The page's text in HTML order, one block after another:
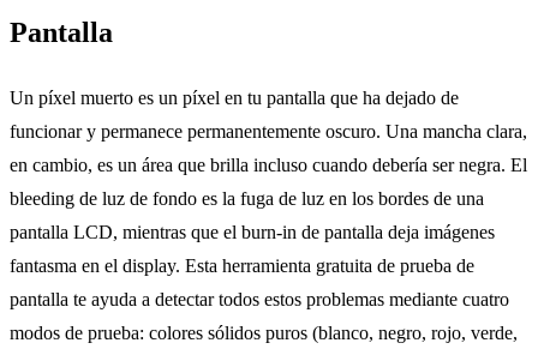
Pantalla
Un píxel muerto es un píxel en tu pantalla que ha dejado de
funcionar y permanece permanentemente oscuro. Una mancha clara,
en cambio, es un área que brilla incluso cuando debería ser negra. El
bleeding de luz de fondo es la fuga de luz en los bordes de una
pantalla LCD, mientras que el burn-in de pantalla deja imágenes
fantasma en el display. Esta herramienta gratuita de prueba de
pantalla te ayuda a detectar todos estos problemas mediante cuatro
modos de prueba: colores sólidos puros (blanco, negro, rojo, verde,